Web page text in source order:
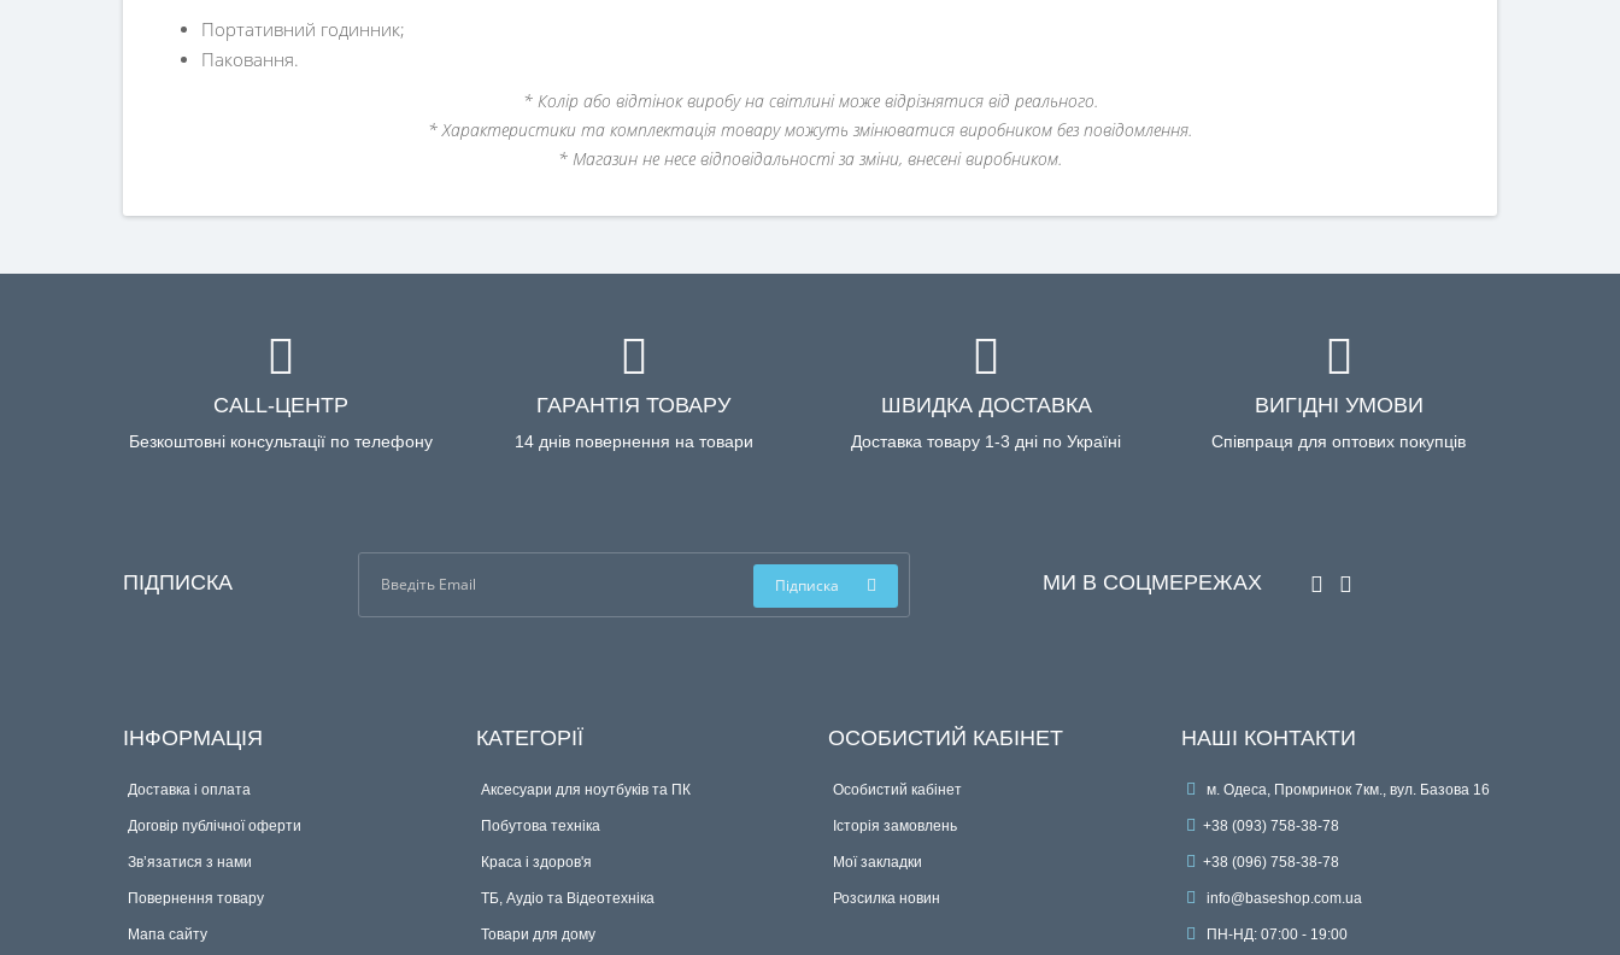
Портативний годинник;
Паковання.
* Колір або відтінок виробу на світлині може відрізнятися від реального.
* Характеристики та комплектація товару можуть змінюватися виробником без повідомлення.
* Магазин не несе відповідальності за зміни, внесені виробником.
CALL-ЦЕНТР
Безкоштовні консультації по телефону
ГАРАНТІЯ ТОВАРУ
14 днів повернення на товари
ШВИДКА ДОСТАВКА
Доставка товару 1-3 дні по Україні
ВИГІДНІ УМОВИ
Співпраця для оптових покупців
ПІДПИСКА Підписка МИ В СОЦМЕРЕЖАХ
ІНФОРМАЦІЯ
Доставка і оплата
Договір публічної оферти
Зв’язатися з нами
Повернення товару
Мапа сайту
КАТЕГОРІЇ
Аксесуари для ноутбуків та ПК
Побутова техніка
Краса і здоров'я
ТБ, Аудіо та Відеотехніка
Товари для дому
ОСОБИСТИЙ КАБІНЕТ
Особистий кабінет
Історія замовлень
Мої закладки
Розсилка новин
НАШІ КОНТАКТИ
м. Одеса, Промринок 7км., вул. Базова 16
+38 (093) 758-38-78
+38 (096) 758-38-78
info@baseshop.com.ua
ПН-НД: 07:00 - 19:00